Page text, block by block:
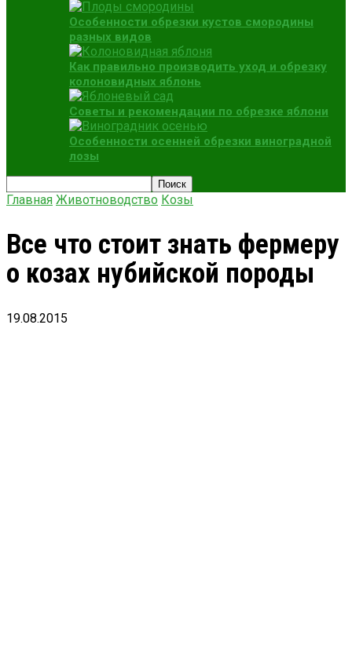
Особенности обрезки кустов смородины
разных видов
Как правильно производить уход и обрезку
колоновидных яблонь
Советы и рекомендации по обрезке яблони
Особенности осенней обрезки виноградной
лозы
Главная Животноводство Козы
Все что стоит знать фермеру
о козах нубийской породы
19.08.2015